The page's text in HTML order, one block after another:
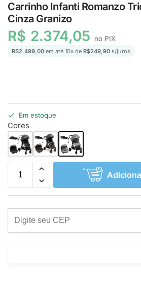
Carrinho Infanti Romanzo
Cinza Granizo
R$ 2.374,05 no PIX
R$2.499,00 em até 10x de R$249,90 s/juros
Em estoque
Cores